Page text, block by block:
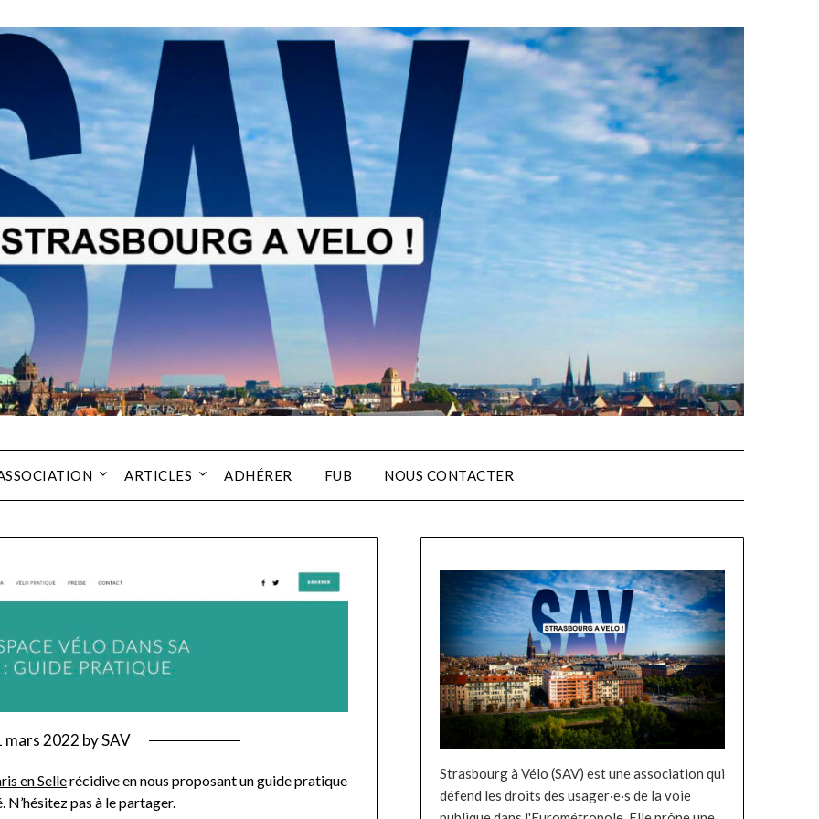
ARTICLES ADHÉRER FUB NOUS CONTACTER
mars 2022 bySAV
en Sellerécidive en nous proposant un guide pratique
pas à le partager.
Strasbourg à Vélo (SAV) est une association qui
défend les droits des usager·e·s de la voie